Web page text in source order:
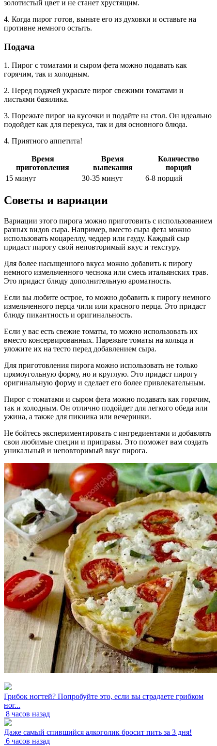
золотистый цвет и не станет хрустящим.
4. Когда пирог готов, выньте его из духовки и оставьте на
противне немного остыть.
Подача
1. Пирог с томатами и сыром фета можно подавать как
горячим, так и холодным.
2. Перед подачей украсьте пирог свежими томатами и
листьями базилика.
3. Порежьте пирог на кусочки и подайте на стол. Он идеально
подойдет как для перекуса, так и для основного блюда.
4. Приятного аппетита!
Время
приготовления
Время
выпекания
Количество
порций
15 минут
30-35 минут 6-8 порций
Советы и вариации
Вариации этого пирога можно приготовить с использованием
разных видов сыра. Например, вместо сыра фета можно
использовать моцареллу, чеддер или гауду. Каждый сыр
придаст пирогу свой неповторимый вкус и текстуру.
Для более насыщенного вкуса можно добавить к пирогу
немного измельченного чеснока или смесь итальянских трав.
Это придаст блюду дополнительную ароматность.
Если вы любите острое, то можно добавить к пирогу немного
измельченного перца чили или красного перца. Это придаст
блюду пикантность и оригинальность.
Если у вас есть свежие томаты, то можно использовать их
вместо консервированных. Нарежьте томаты на кольца и
уложите их на тесто перед добавлением сыра.
Для приготовления пирога можно использовать не только
прямоугольную форму, но и круглую. Это придаст пирогу
оригинальную форму и сделает его более привлекательным.
Пирог с томатами и сыром фета можно подавать как горячим,
так и холодным. Он отлично подойдет для легкого обеда или
ужина, а также для пикника или вечеринки.
Не бойтесь экспериментировать с ингредиентами и добавлять
свои любимые специи и приправы. Это поможет вам создать
уникальный и неповторимый вкус пирога.
Грибок ногтей? Попробуйте это, если вы страдаете грибком
ног...
8 часов назад
Даже самый спившийся алкоголик бросит пить за 3 дня!
6 часов назад